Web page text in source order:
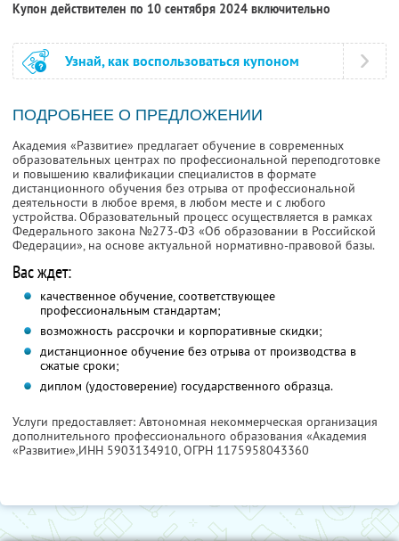
Купон действителен по 10 сентября 2024 включительно
Узнай, как воспользоваться купоном
ПОДРОБНЕЕ О ПРЕДЛОЖЕНИИ
Академия «Развитие» предлагает обучение в современных
образовательных центрах по профессиональной переподготовке
и повышению квалификации специалистов в формате
дистанционного обучения без отрыва от профессиональной
деятельности в любое время, в любом месте и с любого
устройства. Образовательный процесс осуществляется в рамках
Федерального закона №273-ФЗ «Об образовании в Российской
Федерации», на основе актуальной нормативно-правовой базы.
Вас ждет:
качественное обучение, соответствующее
профессиональным стандартам;
возможность рассрочки и корпоративные скидки;
дистанционное обучение без отрыва от производства в
сжатые сроки;
диплом (удостоверение) государственного образца.
Услуги предоставляет: Автономная некоммерческая организация
дополнительного профессионального образования «Академия
«Развитие»,ИНН 5903134910, ОГРН 1175958043360